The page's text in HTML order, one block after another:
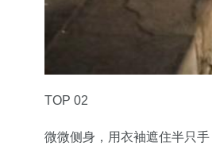
TOP 02
微微侧身，用衣袖遮住半只